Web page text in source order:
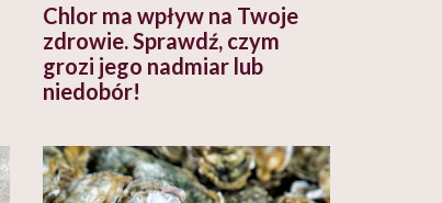
Chlor ma wpływ na Twoje
zdrowie. Sprawdź, czym
grozi jego nadmiar lub
niedobór!